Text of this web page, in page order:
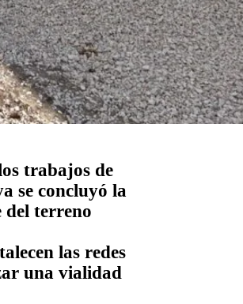
trabajos de
se concluyó la
del terreno
las redes
una vialidad